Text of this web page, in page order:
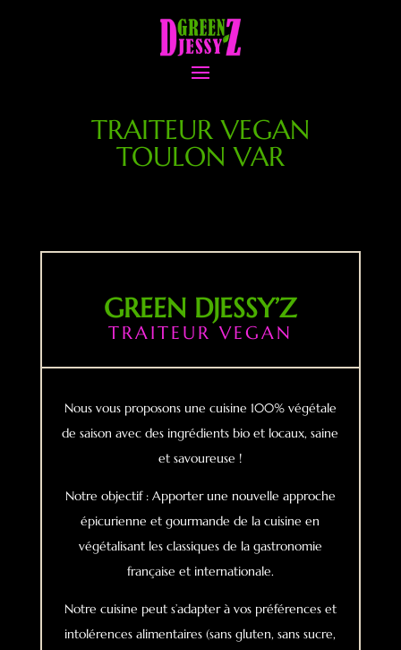
TRAITEUR VEGAN
TOULON VAR
GREEN DJESSY’Z
TRAITEUR VEGAN
Nous vous proposons une cuisine 100% végétale
de saison avec des ingrédients bio et locaux, saine
et savoureuse !
Notre objectif : Apporter une nouvelle approche
épicurienne et gourmande de la cuisine en
végétalisant les classiques de la gastronomie
française et internationale.
Notre cuisine peut s’adapter à vos préférences et
intolérences alimentaires (sans gluten, sans sucre,